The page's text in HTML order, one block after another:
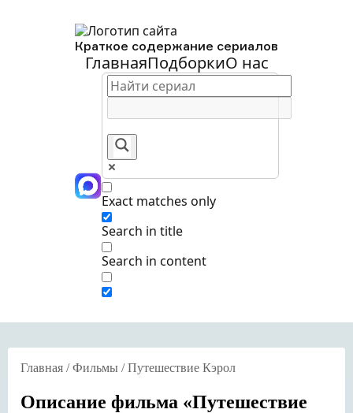
Краткое содержание сериалов
ГлавнаяПодборкиО нас
Exact matches only
Search in title
Search in content
Главная /Фильмы /Путешествие Кэрол
Описание фильма «Путешествие